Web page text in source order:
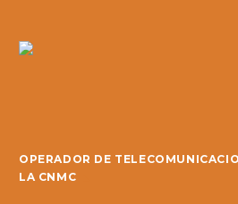
OPERADOR DE
LA CNMC